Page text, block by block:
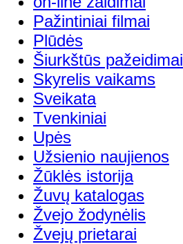
Pažintiniai filmai
Plūdės
Šiurkštūs pažeidimai
Skyrelis vaikams
Sveikata
Tvenkiniai
Upės
Užsienio naujienos
Žūklės istorija
Žuvų katalogas
Žvejo žodynėlis
Žvejų prietarai